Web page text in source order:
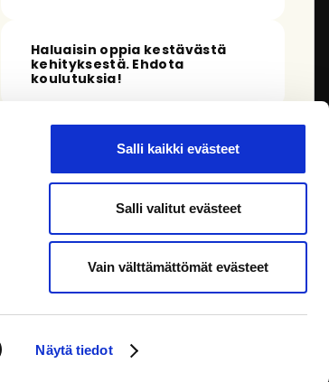
Näytä tiedot
Salli kaikki evästeet
Salli valitut evästeet
Vain välttämättömät evästeet
Usein kysytyt kysymykset
Haluaisin oppia kestävästä
kehityksestä. Ehdota
koulutuksia!
Huomasin, että et ole kirjautunut
palveluun. Kun kirjaudut sisään, pystyn
vastauksia.
Lähetä palautetta. Tutustu